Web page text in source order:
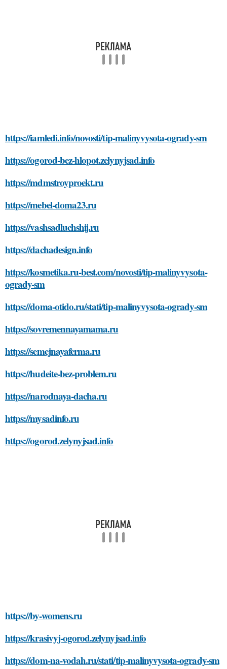
https://iamledi.info/novosti/tip-malinyvysota-ogrady-sm
https://ogorod-bez-hlopot.zelynyjsad.info
https://mdmstroyproekt.ru
https://mebel-doma23.ru
https://vashsadluchshij.ru
https://dachadesign.info
https://kosmetika.ru-best.com/novosti/tip-malinyvysota-
ogrady-sm
https://doma-otido.ru/stati/tip-malinyvysota-ogrady-sm
https://sovremennayamama.ru
https://semejnayaferma.ru
https://hudeite-bez-problem.ru
https://narodnaya-dacha.ru
https://mysadinfo.ru
https://ogorod.zelynyjsad.info
https://by-womens.ru
https://krasivyj-ogorod.zelynyjsad.info
https://dom-na-vodah.ru/stati/tip-malinyvysota-ogrady-sm